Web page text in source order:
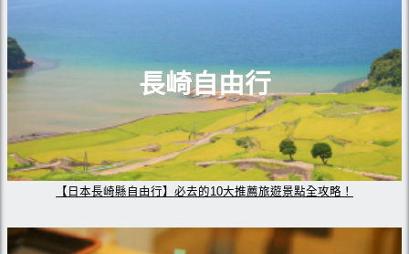
長崎自由行
【日本長崎縣自由行】必去的10大推薦旅遊景點全攻略！